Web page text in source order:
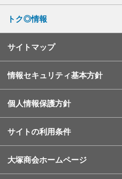
トク◎情報
サイトマップ
情報セキュリティ基本方針
個人情報保護方針
サイトの利用条件
大塚商会ホームページ